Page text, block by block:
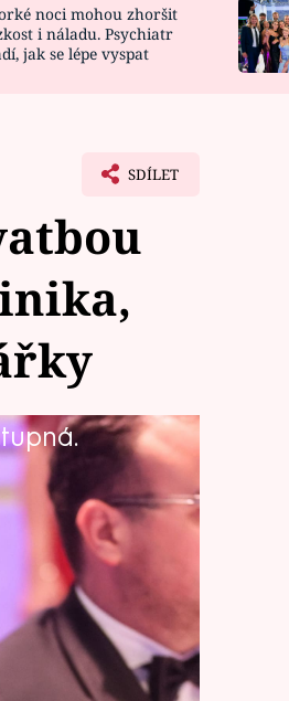
ZAHRADA
DESIGN
noci mohou zhoršit
i náladu. Psychiatr
jak se lépe vyspat
SDÍLET
kým
(25)
sňatkem
dobrotu,